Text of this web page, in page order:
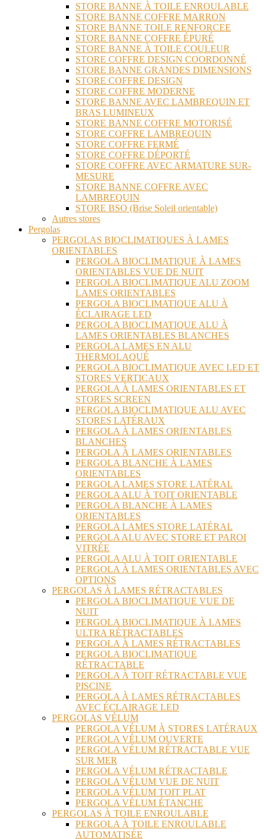
STORE BANNE À TOILE ENROULABLE
STORE BANNE COFFRE MARRON
STORE BANNE TOILE RENFORCEE
STORE BANNE COFFRE ÉPURÉ
STORE BANNE À TOILE COULEUR
STORE COFFRE DESIGN COORDONNÉ
STORE BANNE GRANDES DIMENSIONS
STORE COFFRE DESIGN
STORE COFFRE MODERNE
STORE BANNE AVEC LAMBREQUIN ET
BRAS LUMINEUX
STORE BANNE COFFRE MOTORISÉ
STORE COFFRE LAMBREQUIN
STORE COFFRE FERMÉ
STORE COFFRE DÉPORTÉ
STORE COFFRE AVEC ARMATURE SUR-
MESURE
STORE BANNE COFFRE AVEC
LAMBREQUIN
STORE BSO (Brise Soleil orientable)
Autres stores
Pergolas
PERGOLAS BIOCLIMATIQUES À LAMES
ORIENTABLES
PERGOLA BIOCLIMATIQUE À LAMES
ORIENTABLES VUE DE NUIT
PERGOLA BIOCLIMATIQUE ALU ZOOM
LAMES ORIENTABLES
PERGOLA BIOCLIMATIQUE ALU À
ÉCLAIRAGE LED
PERGOLA BIOCLIMATIQUE ALU À
LAMES ORIENTABLES BLANCHES
PERGOLA LAMES EN ALU
THERMOLAQUÉ
PERGOLA BIOCLIMATIQUE AVEC LED ET
STORES VERTICAUX
PERGOLA À LAMES ORIENTABLES ET
STORES SCREEN
PERGOLA BIOCLIMATIQUE ALU AVEC
STORES LATÉRAUX
PERGOLA À LAMES ORIENTABLES
BLANCHES
PERGOLA À LAMES ORIENTABLES
PERGOLA BLANCHE À LAMES
ORIENTABLES
PERGOLA LAMES STORE LATÉRAL
PERGOLA ALU À TOIT ORIENTABLE
PERGOLA BLANCHE À LAMES
ORIENTABLES
PERGOLA LAMES STORE LATÉRAL
PERGOLA ALU AVEC STORE ET PAROI
VITRÉE
PERGOLA ALU À TOIT ORIENTABLE
PERGOLA À LAMES ORIENTABLES AVEC
OPTIONS
PERGOLAS À LAMES RÉTRACTABLES
PERGOLA BIOCLIMATIQUE VUE DE
NUIT
PERGOLA BIOCLIMATIQUE À LAMES
ULTRA RÉTRACTABLES
PERGOLA À LAMES RÉTRACTABLES
PERGOLA BIOCLIMATIQUE
RÉTRACTABLE
PERGOLA À TOIT RÉTRACTABLE VUE
PISCINE
PERGOLA À LAMES RÉTRACTABLES
AVEC ÉCLAIRAGE LED
PERGOLAS VÉLUM
PERGOLA VÉLUM À STORES LATÉRAUX
PERGOLA VÉLUM OUVERTE
PERGOLA VÉLUM RÉTRACTABLE VUE
SUR MER
PERGOLA VÉLUM RÉTRACTABLE
PERGOLA VÉLUM VUE DE NUIT
PERGOLA VÉLUM TOIT PLAT
PERGOLA VÉLUM ÉTANCHE
PERGOLAS À TOILE ENROULABLE
PERGOLA À TOILE ENROULABLE
AUTOMATISÉE